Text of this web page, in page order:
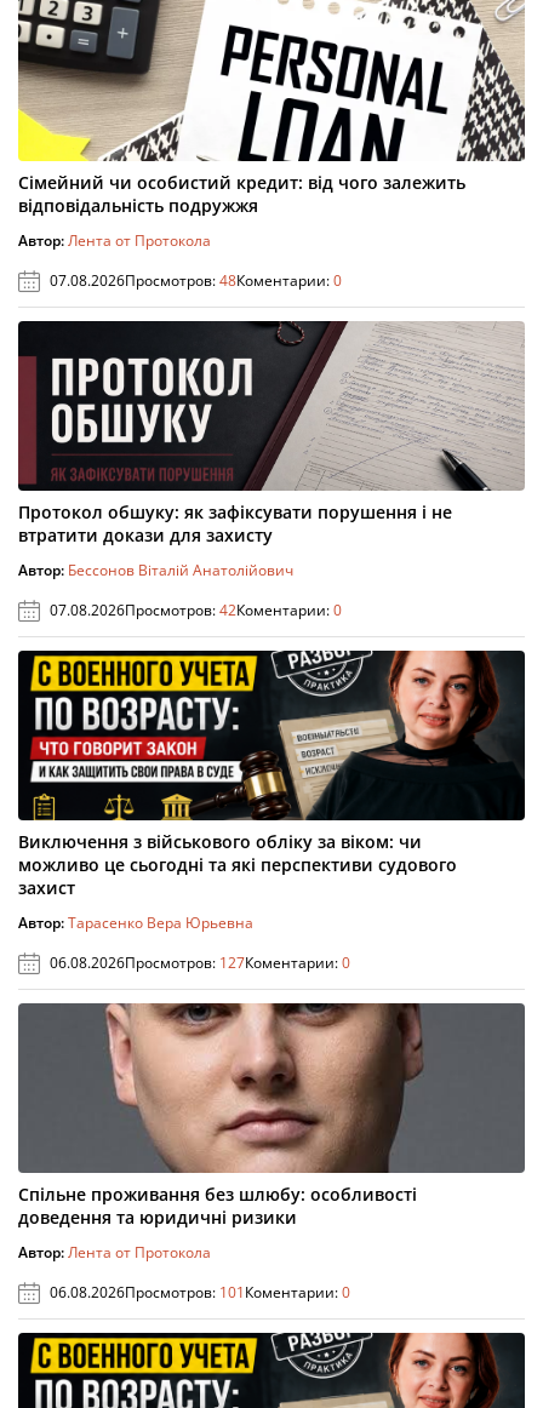
Сімейний чи особистий кредит: від чого залежить
відповідальність подружжя
Автор:Лента от Протокола
07.08.2026Просмотров:48Коментарии:0
Протокол обшуку: як зафіксувати порушення і не
втратити докази для захисту
Автор: Бессонов Віталій Анатолійович
07.08.2026Просмотров:42Коментарии:0
Виключення з військового обліку за віком: чи
можливо це сьогодні та які перспективи судового
захист
Автор:Тарасенко Вера Юрьевна
06.08.2026Просмотров: 127Коментарии:0
Спільне проживання без шлюбу: особливості
доведення та юридичні ризики
Автор:Лента от Протокола
06.08.2026Просмотров: 101Коментарии:0